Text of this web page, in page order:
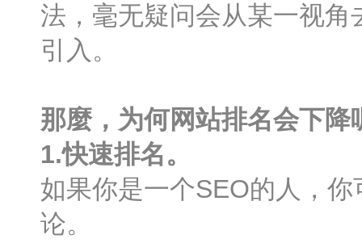
法，毫无疑问会从某一视
引入。
那麼，为何网站排名会下
1.快速排名。
如果你是一个SEO的人，
论。